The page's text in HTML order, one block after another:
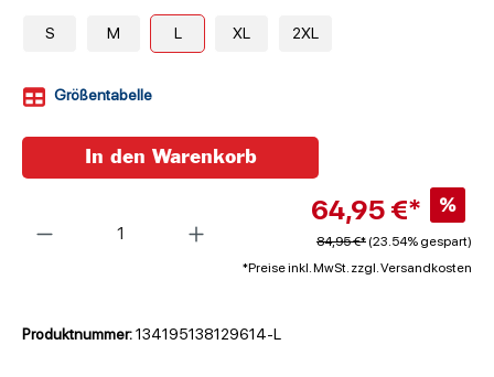
S M L XL 2XL
Größentabelle
64,95 €* %
84,95 €* (23.54% gespart)
*Preise inkl. MwSt. zzgl. Versandkosten
In den Warenkorb
Produktnummer:134195138129614-L